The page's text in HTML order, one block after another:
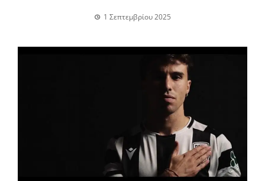
1 Σεπτεμβρίου 2025